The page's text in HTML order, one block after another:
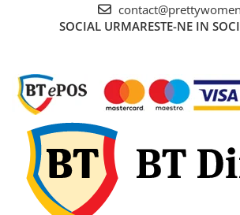
SOCIAL URMARESTE-NE IN